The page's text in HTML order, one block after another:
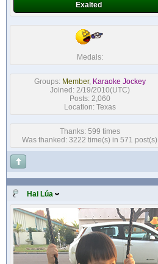
Exalted
Medals:
Groups: Member, Karaoke Jockey
Joined: 2/19/2010(UTC)
Posts: 2,060
Location: Texas
Thanks: 599 times
Was thanked: 3222 time(s) in 571 post(s)
Hai Lúa